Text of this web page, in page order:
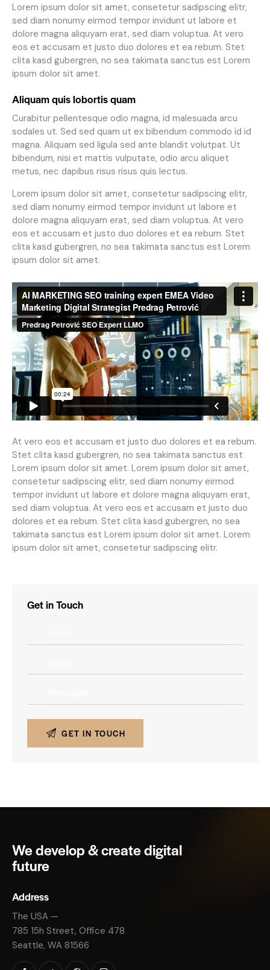
Lorem ipsum dolor sit amet, consetetur sadipscing elitr,
sed diam nonumy eirmod tempor invidunt ut labore et
dolore magna aliquyam erat, sed diam voluptua. At vero
eos et accusam et justo duo dolores et ea rebum. Stet
clita kasd gubergren, no sea takimata sanctus est Lorem
ipsum dolor sit amet.
Aliquam quis lobortis quam
Curabitur pellentesque odio magna, id malesuada arcu
sodales ut. Sed sed quam ut ex bibendum commodo id id
magna. Aliquam sed ligula sed ante blandit volutpat. Ut
bibendum, nisi et mattis vulputate, odio arcu aliquet
metus, nec dapibus risus risus quis lectus.
Lorem ipsum dolor sit amet, consetetur sadipscing elitr,
sed diam nonumy eirmod tempor invidunt ut labore et
dolore magna aliquyam erat, sed diam voluptua. At vero
eos et accusam et justo duo dolores et ea rebum. Stet
clita kasd gubergren, no sea takimata sanctus est Lorem
ipsum dolor sit amet.
At vero eos et accusam et justo duo dolores et ea rebum.
Stet clita kasd gubergren, no sea takimata sanctus est
Lorem ipsum dolor sit amet. Lorem ipsum dolor sit amet,
consetetur sadipscing elitr, sed diam nonumy eirmod
tempor invidunt ut labore et dolore magna aliquyam erat,
sed diam voluptua. At vero eos et accusam et justo duo
dolores et ea rebum. Stet clita kasd gubergren, no sea
takimata sanctus est Lorem ipsum dolor sit amet. Lorem
ipsum dolor sit amet, consetetur sadipscing elitr.
Get in Touch
We develop & create digital
future
Address
The USA —
785 15h Street, Office 478
Seattle, WA 81566